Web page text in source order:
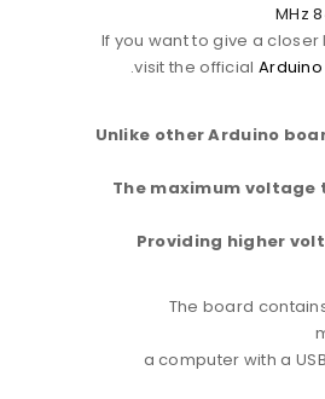
84
If you want to give a
visit the official Arduino
Unlike other Arduino
The maximum
Providing higher
The board
a computer with a